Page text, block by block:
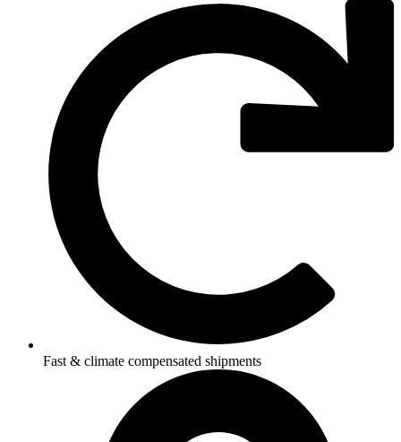
Fast & climate compensated shipments